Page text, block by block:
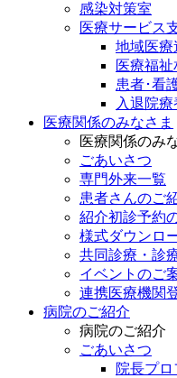
感染対策室
医療サービス
地域医療
医療福祉
患者･看
入退院
医療関係のみなさま
医療関係のみ
ごあいさつ
専門外来一覧
患者さんのご
紹介初診予約
様式ダウンロ
共同診療・診
イベントのご
連携医療機関
病院のご紹介
病院のご紹介
ごあいさつ
院長プ